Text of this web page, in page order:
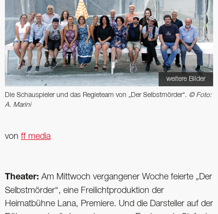
weitere Bilder
Die Schauspieler und das Regieteam von „Der Selbstmörder“. © Foto:
A. Marini
von ff media
Theater: Am Mittwoch vergangener Woche feierte „Der
Selbstmörder“, eine Freilichtproduktion der
Heimatbühne Lana, Premiere. Und die Darsteller auf der